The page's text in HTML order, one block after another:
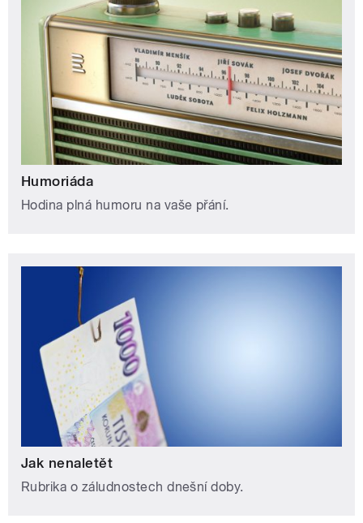
Humoriáda
Hodina plná humoru na vaše přání.
Jak nenaletět
Rubrika o záludnostech dnešní doby.